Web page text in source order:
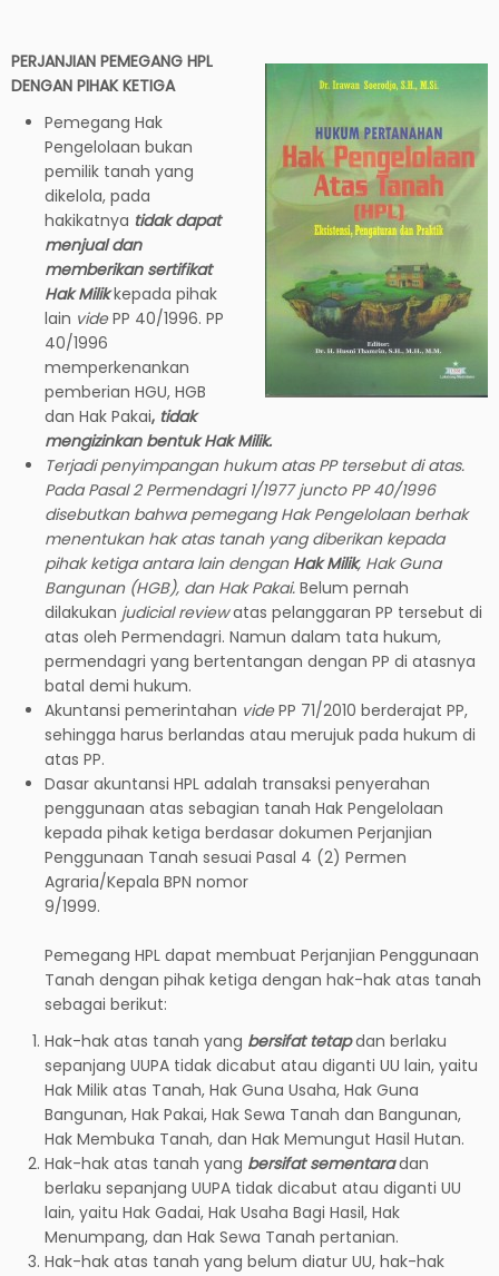
PERJANJIAN PEMEGANG HPL
DENGAN PIHAK KETIGA
Pemegang Hak
Pengelolaan bukan
pemilik tanah yang
dikelola, pada
hakikatnya tidak dapat
menjual dan
memberikan sertifikat
Hak Milikkepada pihak
lain videPP 40/1996. PP
40/1996
memperkenankan
pemberian HGU, HGB
dan Hak Pakai, tidak
mengizinkan bentuk Hak Milik.
Terjadi penyimpangan hukum atas PP tersebut di atas.
Pada Pasal 2 Permendagri 1/1977 juncto PP 40/1996
disebutkan bahwa pemegang Hak Pengelolaan berhak
menentukan hak atas tanah yang diberikan kepada
pihak ketiga antara lain dengan Hak Milik, Hak Guna
Bangunan (HGB), dan Hak Pakai. Belum pernah
dilakukan judicial reviewatas pelanggaran PP tersebut di
atas oleh Permendagri. Namun dalam tata hukum,
permendagri yang bertentangan dengan PP di atasnya
batal demi hukum.
Akuntansi pemerintahan videPP 71/2010 berderajat PP,
sehingga harus berlandas atau merujuk pada hukum di
atas PP.
Dasar akuntansi HPL adalah transaksi penyerahan
penggunaan atas sebagian tanah Hak Pengelolaan
kepada pihak ketiga berdasar dokumen Perjanjian
Penggunaan Tanah sesuai Pasal 4 (2) Permen
Agraria/Kepala BPN nomor
9/1999.
Pemegang HPL dapat membuat Perjanjian Penggunaan
Tanah dengan pihak ketiga dengan hak-hak atas tanah
sebagai berikut:
Hak-hak atas tanah yang bersifat tetapdan berlaku
sepanjang UUPA tidak dicabut atau diganti UU lain, yaitu
Hak Milik atas Tanah, Hak Guna Usaha, Hak Guna
Bangunan, Hak Pakai, Hak Sewa Tanah dan Bangunan,
Hak Membuka Tanah, dan Hak Memungut Hasil Hutan.
Hak-hak atas tanah yang bersifat sementaradan
berlaku sepanjang UUPA tidak dicabut atau diganti UU
lain, yaitu Hak Gadai, Hak Usaha Bagi Hasil, Hak
Menumpang, dan Hak Sewa Tanah pertanian.
Hak-hak atas tanah yang belum diatur UU, hak-hak